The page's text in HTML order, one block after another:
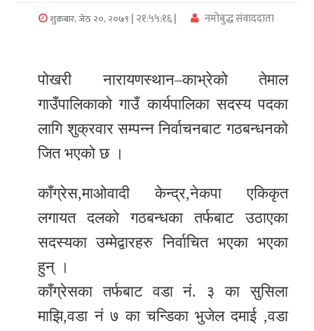
शैली
सूचना
प्रविधि
नमोबुद्ध
English
शुक्रबार, जेठ २०, २०७९ | २१:५५:१६ | नमोबुद्ध संवाददाता
पोखरी नारायणस्थान–काभ्रेको तेमाल
गाउँपालिकाको गाउँ कार्यपालिका सदस्य पदका
लागि शुक्रवार सम्पन्न निर्वाचनबाट गठबन्धनको
जित भएको छ ।
काँग्रेस,माओवादी केन्द्र,नेकपा एकिकृत
लगायत दलको गठबन्धका तर्फबाट उठाएका
सदस्यका उम्मेद्वारहरु निर्वाचित भएका भएका
हुन् ।
काँग्रेसका तर्फबाट वडा नं. ३ का सुसिला
माझि,वडा नं ७ का चन्डिका भुजेल दमाई ,वडा